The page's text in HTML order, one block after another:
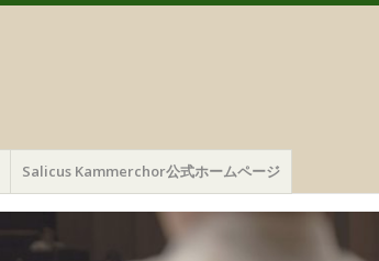
Salicus Kammerchor公式ホームページ